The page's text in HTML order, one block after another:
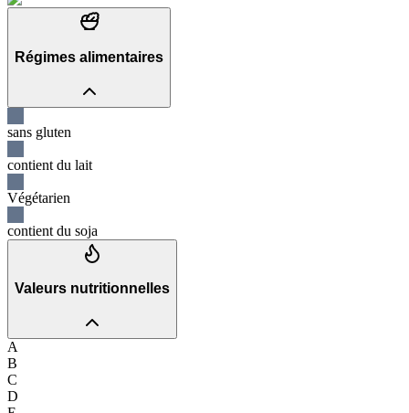
Régimes alimentaires
sans gluten
contient du lait
Végétarien
contient du soja
Valeurs nutritionnelles
A
B
C
D